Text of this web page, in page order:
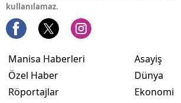
kullanılamaz.
Manisa Haberleri
Özel Haber
Röportajlar
Asayiş
Dünya
Ekonomi